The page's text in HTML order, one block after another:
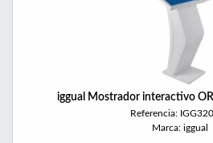
iggual Mostrador interactivo
Referencia:
Marca: iggual